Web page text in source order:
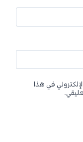
في هذا